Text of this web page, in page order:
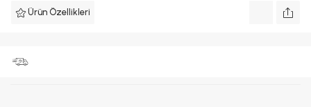
Ürün Özellikleri